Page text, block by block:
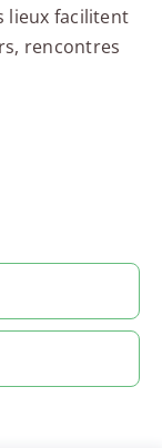
lieux facilitent
rencontres